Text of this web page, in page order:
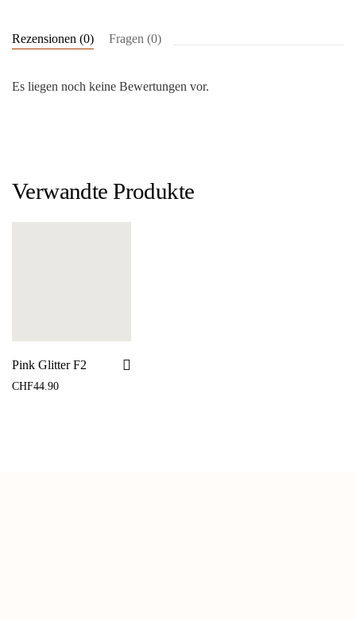
Rezensionen (0) Fragen (0)
Es liegen noch keine Bewertungen vor.
Verwandte Produkte
Pink Glitter F2
CHF44.90